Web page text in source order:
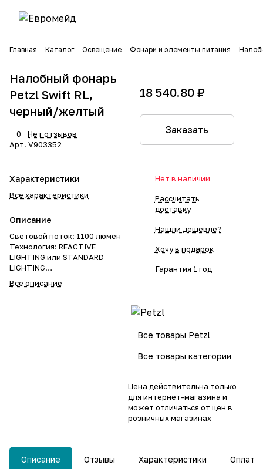
Главная Каталог Освещение Фонари и элементы питания
Налобный фонарь
Petzl Swift RL,
черный/желтый
0
Нет отзывов
Арт. V903352
Характеристики
Все характеристики
Описание
Световой поток: 1100 люмен
Технология: REACTIVE
LIGHTING или STANDARD
LIGHTING
(широкая и сфокусированная)
Все описание
18 540.80 ₽
Заказать
Нет в наличии
Рассчитать
доставку
Нашли дешевле?
Хочу в подарок
Гарантия 1 год
Все товары Petzl
Все товары категории
Цена действительна только
для интернет-магазина и
может отличаться от цен в
розничных магазинах
Описание Отзывы Характеристики Оплата